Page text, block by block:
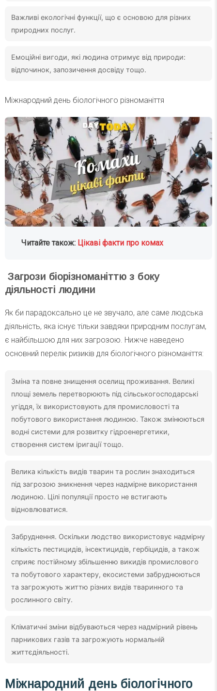
Важливі екологічні функції, що є основою для різних
природних послуг.
Емоційні вигоди, які людина отримує від природи:
відпочинок, запозичення досвіду тощо.
Міжнародний день біологічного різноманіття
Читайте також: Цікаві факти про комах
Загрози біорізноманіттю з боку
діяльності людини
Як би парадоксально це не звучало, але саме людська
діяльність, яка існує тільки завдяки природним послугам,
є найбільшою для них загрозою. Нижче наведено
основний перелік ризиків для біологічного різноманіття:
Зміна та повне знищення оселищ проживання. Великі
площі земель перетворюють під сільськогосподарські
угіддя, їх використовують для промисловості та
побутового використання людиною. Також змінюються
водні системи для розвитку гідроенергетики,
створення систем іригації тощо.
Велика кількість видів тварин та рослин знаходиться
під загрозою зникнення через надмірне використання
людиною. Цілі популяції просто не встигають
відновлюватися.
Забруднення. Оскільки людство використовує надмірну
кількість пестицидів, інсектицидів, гербіцидів, а також
сприяє постійному збільшенню викидів промислового
та побутового характеру, екосистеми забруднюються
та загрожують життю різних видів тваринного та
рослинного світу.
Кліматичні зміни відбуваються через надмірний рівень
парникових газів та загрожують нормальній
життєдіяльності.
Міжнародний день біологічного